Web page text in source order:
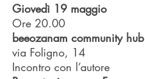
Giovedì 19 maggio
Ore 20.00
beeozanam community hub
via Foligno, 14
Incontro con l’autore